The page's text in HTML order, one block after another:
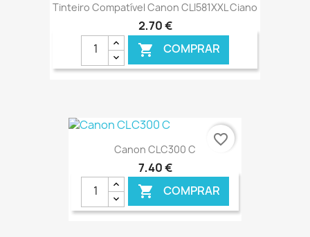
Tinteiro Compatível Canon CLI581XXL Ciano
2,70 €
 COMPRAR
Canon CLC300 C
7,40 €
 COMPRAR
favorite_border